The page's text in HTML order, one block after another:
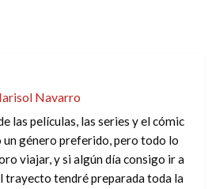
Navarro
las películas, las series y el cómic
un género preferido, pero todo lo
viajar, y si algún día consigo ir a
trayecto tendré preparada toda la